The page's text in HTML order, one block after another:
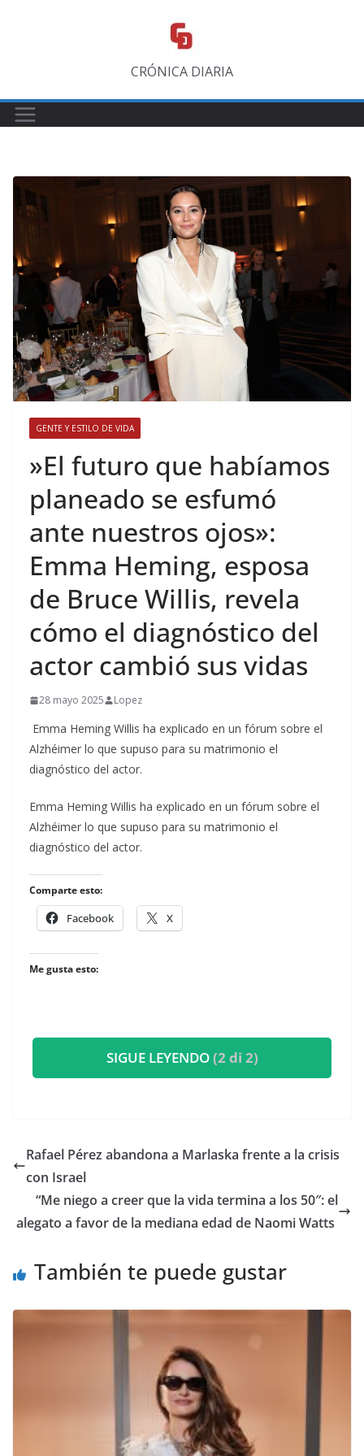
CRÓNICA DIARIA
GENTE Y ESTILO DE VIDA
​»El futuro que habíamos
planeado se esfumó
ante nuestros ojos»:
Emma Heming, esposa
de Bruce Willis, revela
cómo el diagnóstico del
actor cambió sus vidas
28 mayo 2025 Lopez
Emma Heming Willis ha explicado en un fórum sobre el
Alzhéimer lo que supuso para su matrimonio el
diagnóstico del actor.
​Emma Heming Willis ha explicado en un fórum sobre el
Alzhéimer lo que supuso para su matrimonio el
diagnóstico del actor.
Comparte esto:
Facebook X
Me gusta esto:
SIGUE LEYENDO(2 di 2)
Rafael Pérez abandona a Marlaska frente a la crisis
con Israel
​“Me niego a creer que la vida termina a los 50″: el
alegato a favor de la mediana edad de Naomi Watts
También te puede gustar